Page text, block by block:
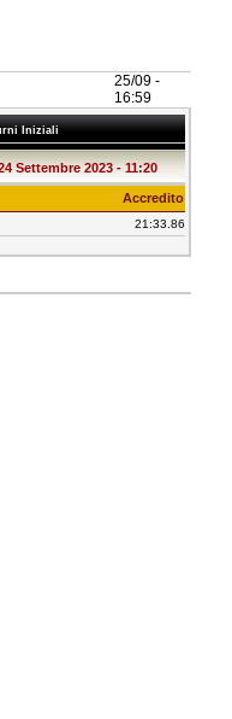
25/09 -
16:59
Iniziali
Settembre 2023 - 11:20
Accredito
21:33.86